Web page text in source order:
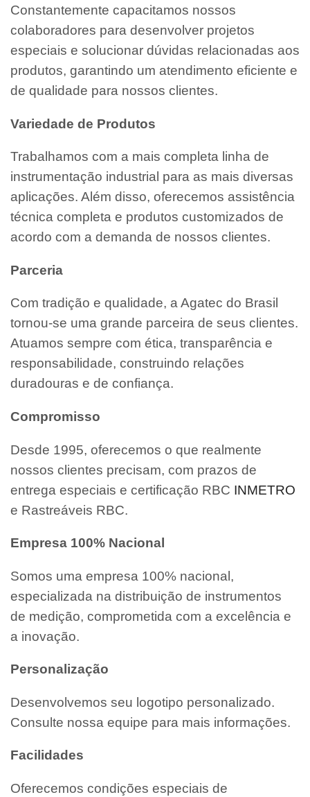
Constantemente capacitamos nossos
colaboradores para desenvolver projetos
especiais e solucionar dúvidas relacionadas aos
produtos, garantindo um atendimento eficiente e
de qualidade para nossos clientes.
Variedade de Produtos
Trabalhamos com a mais completa linha de
instrumentação industrial para as mais diversas
aplicações. Além disso, oferecemos assistência
técnica completa e produtos customizados de
acordo com a demanda de nossos clientes.
Parceria
Com tradição e qualidade, a Agatec do Brasil
tornou-se uma grande parceira de seus clientes.
Atuamos sempre com ética, transparência e
responsabilidade, construindo relações
duradouras e de confiança.
Compromisso
Desde 1995, oferecemos o que realmente
nossos clientes precisam, com prazos de
entrega especiais e certificação RBC INMETRO
e Rastreáveis RBC.
Empresa 100% Nacional
Somos uma empresa 100% nacional,
especializada na distribuição de instrumentos
de medição, comprometida com a excelência e
a inovação.
Personalização
Desenvolvemos seu logotipo personalizado.
Consulte nossa equipe para mais informações.
Facilidades
Oferecemos condições especiais de